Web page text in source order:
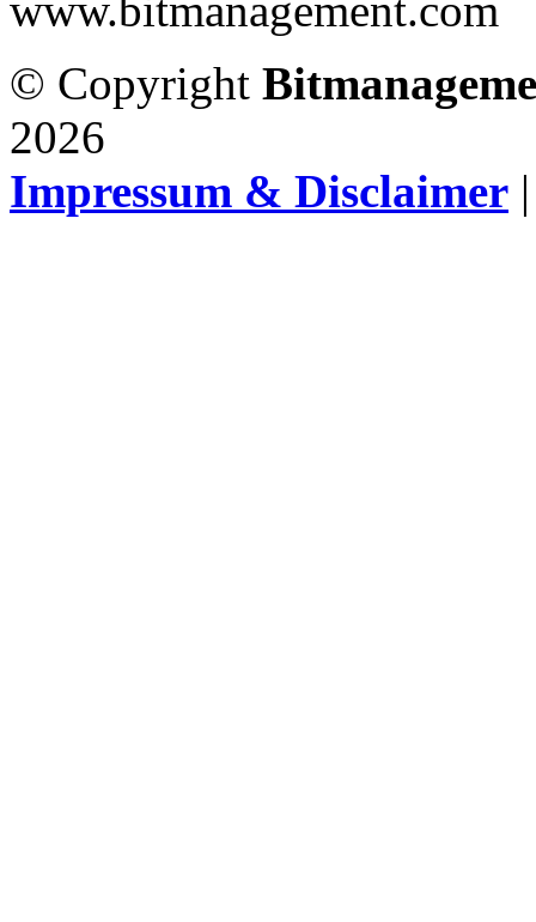
www.bitmanagement.com
© Copyright
2026
Impressum & Disclaimer